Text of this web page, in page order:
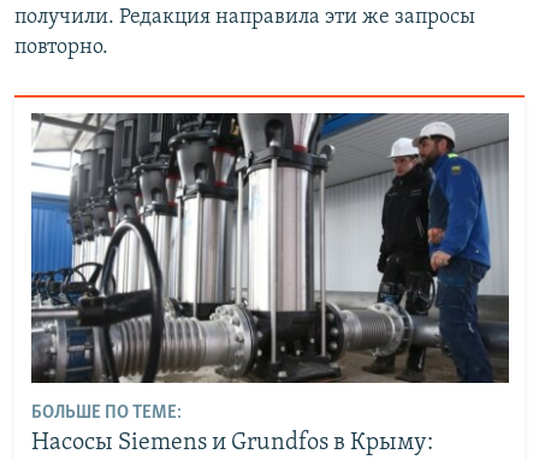
получили. Редакция направила эти же запросы
повторно.
БОЛЬШЕ ПО ТЕМЕ:
Насосы Siemens и Grundfos в Крыму: